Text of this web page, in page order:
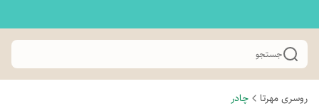
جستجو
روسری مهرتا چادر